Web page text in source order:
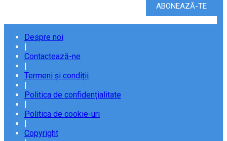
Despre noi
|
Contactează-ne
|
Termeni și condiții
|
Politica de confidențialitate
|
Politica de cookie-uri
|
Copyright